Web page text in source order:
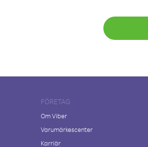
FÖRETAG
Om Viber
Varumärkescenter
Karriär